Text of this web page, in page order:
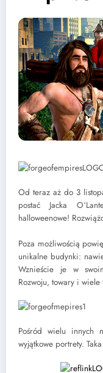
Od teraz aż do 3
postać Jacka
halloweenowe!
Poza możliwością
unikalne budynki:
Wznieście je w
Rozwoju, towary i
Pośród wielu innych
wyjątkowe portrety.